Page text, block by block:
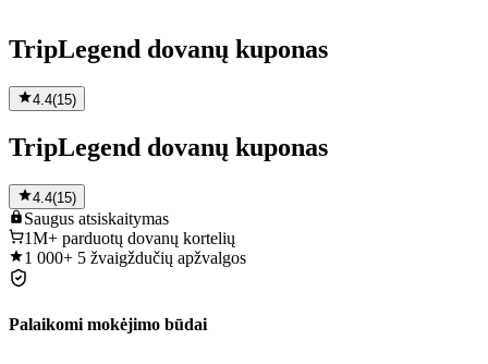
TripLegend dovanų kuponas
4.4(15)
TripLegend dovanų kuponas
4.4(15)
Saugus atsiskaitymas
1M+ parduotų dovanų kortelių
1 000+ 5 žvaigždučių apžvalgos
Palaikomi mokėjimo būdai